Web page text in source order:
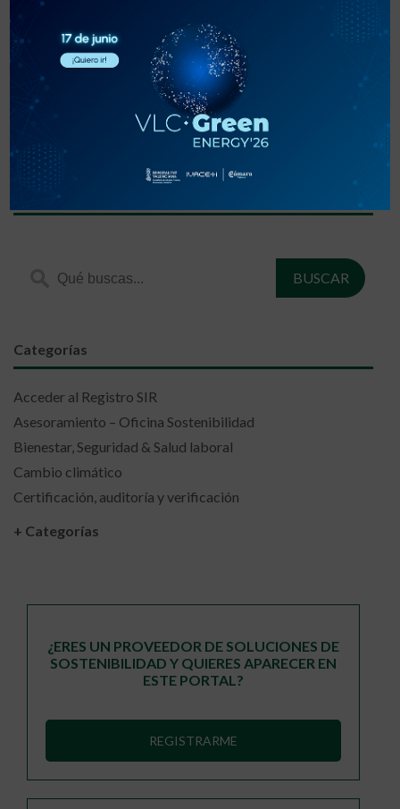
« 1 2 3 ›
Encuentra lo que estás buscando
Categorías
Acceder al Registro SIR
Asesoramiento – Oficina Sostenibilidad
Bienestar, Seguridad & Salud laboral
Cambio climático
Certificación, auditoría y verificación
+ Categorías
¿ERES UN PROVEEDOR DE SOLUCIONES DE
SOSTENIBILIDAD Y QUIERES APARECER EN
ESTE PORTAL?
REGISTRARME